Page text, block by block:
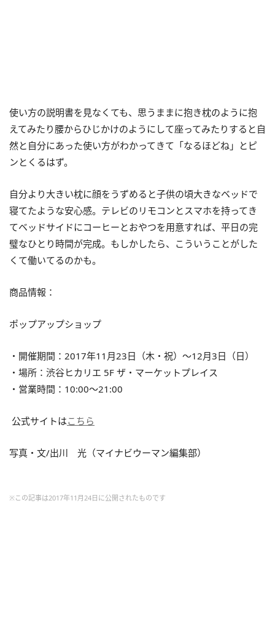
使い方の説明書を見なくても、思うままに抱き枕のように抱
えてみたり腰からひじかけのようにして座ってみたりすると自
然と自分にあった使い方がわかってきて「なるほどね」とピ
ンとくるはず。
自分より大きい枕に顔をうずめると子供の頃大きなベッドで
寝てたような安心感。テレビのリモコンとスマホを持ってき
てベッドサイドにコーヒーとおやつを用意すれば、平日の完
璧なひとり時間が完成。もしかしたら、こういうことがした
くて働いてるのかも。
商品情報：
ポップアップショップ
・開催期間：2017年11 月23日（木・祝）～12月3日（日）
・場所：渋谷ヒカリエ 5F ザ・マーケットプレイス
・営業時間： 10:00～21:00
公式サイトはこちら
写真・文/出川 光（マイナビウーマン編集部）
※この記事は2017年11月24日に公開されたものです